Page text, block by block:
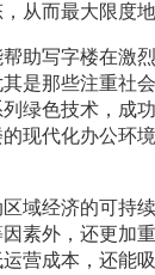
从而最大限度地
助写字楼在激
是那些注重社
绿色技术，成
现代化办公环
域经济的可持
素外，还更加
营成本，还能